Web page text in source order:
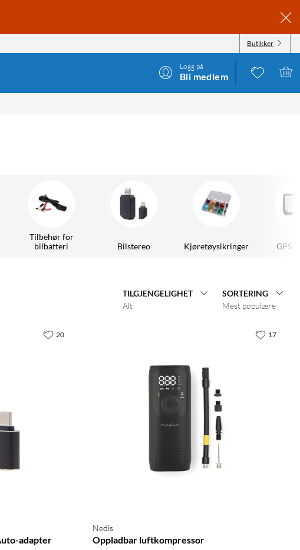
Butikker
Logg på
Bli medlem
Tilbehør for
bilbatteri
Bilstereo Kjøretøysikringer GPS
TILGJENGELIGHET
Alt
SORTERING
Mest populære
adapter
20
Nedis
Oppladbar luftkompressor
17